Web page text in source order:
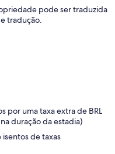
pode ser traduzida
tradução.
por uma taxa extra de BRL
duração da estadia)
isentos de taxas